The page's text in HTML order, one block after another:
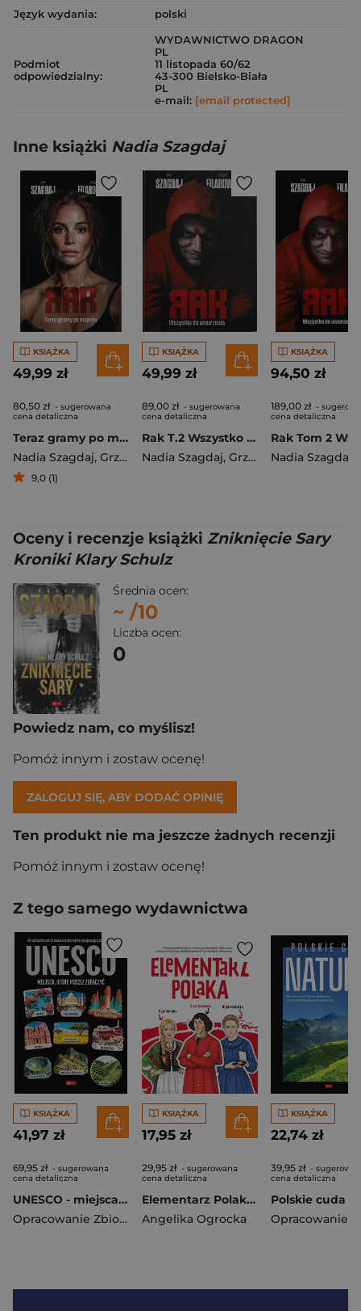
Język wydania: polski
Podmiot
odpowiedzialny:
WYDAWNICTWO DRAGON
PL
11 listopada 60/62
43-300 Bielsko-Biała
PL
e-mail: [email protected]
Inne książki Nadia Szagdaj
KSIĄŻKA
49,99 zł
80,50 zł - sugerowana
cena detaliczna
Teraz gramy po mojemu. Rak. Tom 3
Nadia Szagdaj, Grzegorz Filarowski
9,0 (1)
KSIĄŻKA
49,99 zł
89,00 zł - sugerowana
cena detaliczna
Rak T.2 Wszystko do umorzenia w.2 BR
Nadia Szagdaj, Grzegorz Filarowski
KSIĄŻKA
94,50 zł
189,00 zł -
cena detaliczna
Nadia Szagdaj
Oceny i recenzje książki Zniknięcie Sary
Kroniki Klary Schulz
Średnia ocen:
~ /10
Liczba ocen:
0
Powiedz nam, co myślisz!
Pomóż innym i zostaw ocenę!
ZALOGUJ SIĘ, ABY DODAĆ OPINIĘ
Ten produkt nie ma jeszcze żadnych recenzji
Pomóż innym i zostaw ocenę!
Z tego samego wydawnictwa
KSIĄŻKA
41,97 zł
69,95 zł - sugerowana
cena detaliczna
UNESCO - miejsca które musisz..
Opracowanie Zbiorowe
KSIĄŻKA
17,95 zł
29,95 zł - sugerowana
cena detaliczna
Elementarz Polaka. Poznaj Polskę
Angelika Ogrocka
KSIĄŻKA
22,74 zł
39,95 zł -
cena detaliczna